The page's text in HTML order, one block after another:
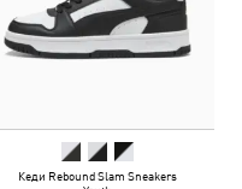
Кеди Rebound Slam Sneakers